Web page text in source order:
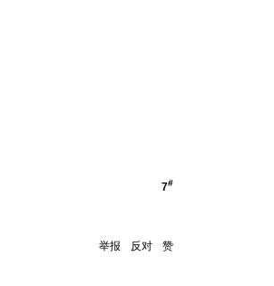
7#
举报 反对 赞